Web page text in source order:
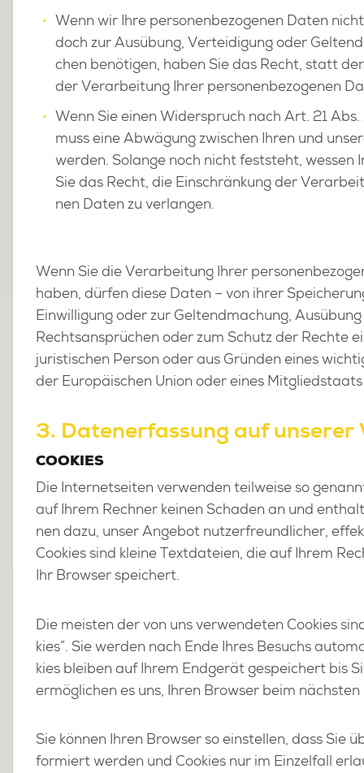
Wenn wir Ihre per­so­nen­be­zo­ge­nen Daten
doch zur Aus­übung, Ver­tei­di­gung oder
chen be­nö­ti­gen, haben Sie das Recht, statt
der Ver­ar­bei­tung Ihrer per­so­nen­be­zo­ge­nen
Wenn Sie einen Wi­der­spruch nach Art. 21 Abs.
muss eine Ab­wä­gung zwi­schen Ihren und
wer­den. So­lan­ge noch nicht fest­steht, wes­sen
Sie das Recht, die Ein­schrän­kung der
nen Daten zu ver­lan­gen.
Wenn Sie die Ver­ar­bei­tung Ihrer
haben, dür­fen diese Daten – von ihrer
Ein­wil­li­gung oder zur Gel­tend­ma­chung,
Rechts­an­sprü­chen oder zum Schutz der Rech­te
ju­ris­ti­schen Per­son oder aus Grün­den eines
der Eu­ro­päi­schen Union oder eines
3. Da­ten­er­fas­sung auf un­se­rer
COO­KIES
Die In­ter­net­sei­ten ver­wen­den teil­wei­se so
auf Ihrem Rech­ner kei­nen Scha­den an und
nen dazu, unser An­ge­bot nut­zer­freund­li­cher,
Coo­kies sind klei­ne Text­da­tei­en, die auf Ihrem
Ihr Brow­ser spei­chert.
Die meis­ten der von uns ver­wen­de­ten Coo­kies
kies”. Sie wer­den nach Ende Ihres Be­suchs
kies blei­ben auf Ihrem End­ge­rät ge­spei­chert bis
er­mög­li­chen es uns, Ihren Brow­ser beim
Sie kön­nen Ihren Brow­ser so ein­stel­len, dass Sie
for­miert wer­den und Coo­kies nur im Ein­zel­fall